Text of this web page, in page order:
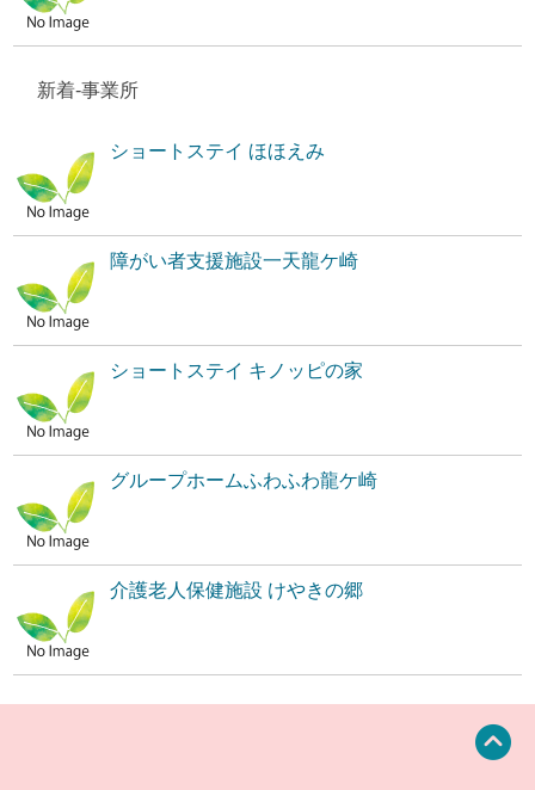
新着-事業所
ショートステイ ほほえみ
障がい者支援施設一天龍ケ崎
ショートステイ キノッピの家
グループホームふわふわ龍ケ崎
介護老人保健施設 けやきの郷